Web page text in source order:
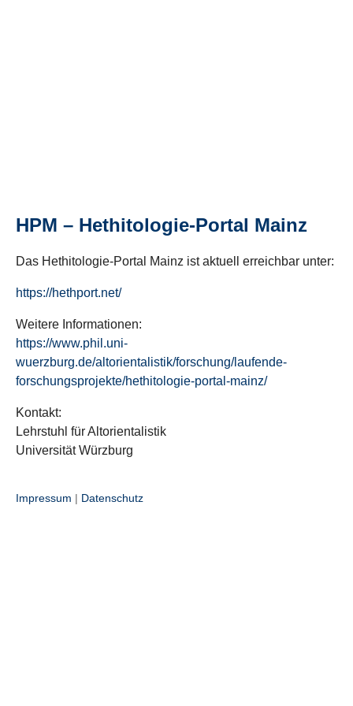
HPM – Hethitologie-Portal Mainz
Das Hethitologie-Portal Mainz ist aktuell erreichbar unter:
https://hethport.net/
Weitere Informationen:
https://www.phil.uni-
wuerzburg.de/altorientalistik/forschung/laufende-
forschungsprojekte/hethitologie-portal-mainz/
Kontakt:
Lehrstuhl für Altorientalistik
Universität Würzburg
Impressum | Datenschutz